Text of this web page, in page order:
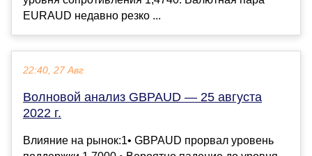
EURAUD недавно резко ...
22:40, 27 Авг
Волновой анализ GBPAUD — 25 августа
2022 г.
Влияние на рынок:1• GBPAUD прорвал уровень